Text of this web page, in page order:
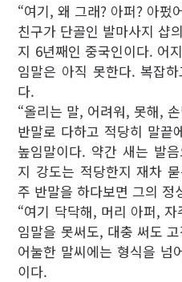
“여기, 왜 그래? 아퍼? 아펐
친구가 단골인 발마사지 샵
지 6년째인 중국인이다. 어
임말은 아직 못한다. 복잡
다.
“올리는 말, 어려워, 못해,
반말로 다하고 적당히 말끝
높임말이다. 약간 새는 발
지 강도는 적당한지 재차
주 반말을 하다보면 그의 정
“여기 닥닥해, 머리 아퍼,
임말을 못써도, 대충 써도
어눌한 말씨에는 형식을 넘
이다.